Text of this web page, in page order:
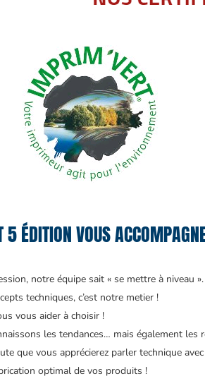
5 ÉDITION VOUS
notre équipe sait « se mettre à niveau ».
techniques, c’est notre metier !
vous aider à choisir !
les tendances… mais également les
que vous apprécierez parler technique
optimal de vos produits !